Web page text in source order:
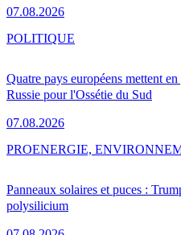
07.08.2026
Quatre pays européens mettent
Russie pour l'Ossétie du Sud
07.08.2026
POLITIQUE
Panneaux solaires et puces :
polysilicium
PROENERGIE,